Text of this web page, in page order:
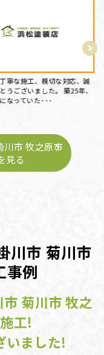
してから、
、ある時庇
台風のあと、
川市 牧之原市
見る
川市 菊川市
事例
菊川市 牧之
工!
いました!